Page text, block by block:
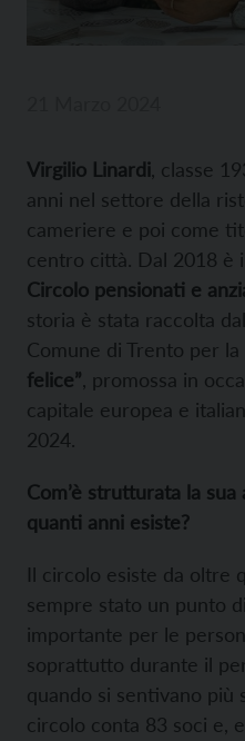
Virgilio Linardi , classe
anni nel settore della
cameriere e poi come
centro città. Dal 2018 è
Circolo pensionati e
storia è stata raccolta
Comune di Trento per la
felice” , promossa in
capitale europea e
2024.
Com’è strutturata la sua
quanti anni esiste?
Il circolo esiste da oltre
sempre stato un punto
importante per le
soprattutto durante il
quando si sentivano più
circolo conta 83 soci e,